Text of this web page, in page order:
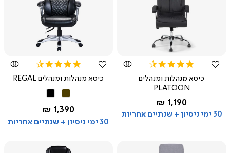
צפייה
מהירה
4.3
rating
כיסא מנהלות ומנהלים
PLATOON
החל מ-
1,190 ₪
30 ימי ניסיון + שנתיים אחריות
שחור
צפייה
מהירה
rating כיסא מנהלות ומנהלים REGAL
החל מ-
1,390 ₪
30 ימי ניסיון + שנתיים אחריות